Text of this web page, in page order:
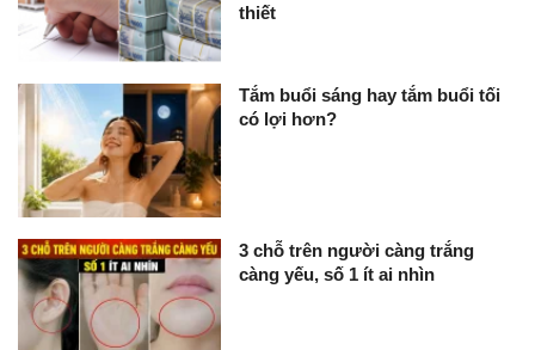
thiết
Tắm buổi sáng hay tắm buổi tối
có lợi hơn?
3 chỗ trên người càng trắng
càng yếu, số 1 ít ai nhìn